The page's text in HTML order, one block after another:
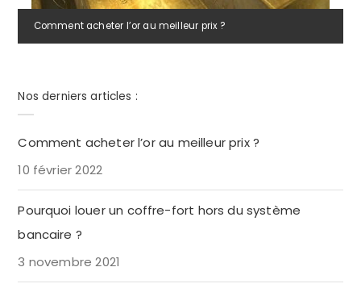
Comment acheter l’or au meilleur prix ?
Nos derniers articles :
Comment acheter l’or au meilleur prix ?
10 février 2022
Pourquoi louer un coffre-fort hors du système
bancaire ?
3 novembre 2021